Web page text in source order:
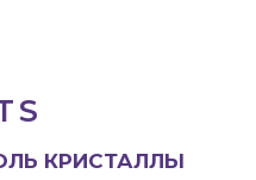
КРИСТАЛЛЫ